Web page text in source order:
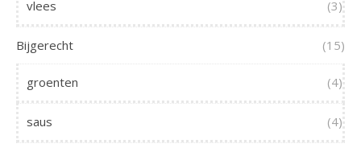
vlees (3)
Bijgerecht (15)
groenten (4)
saus (4)